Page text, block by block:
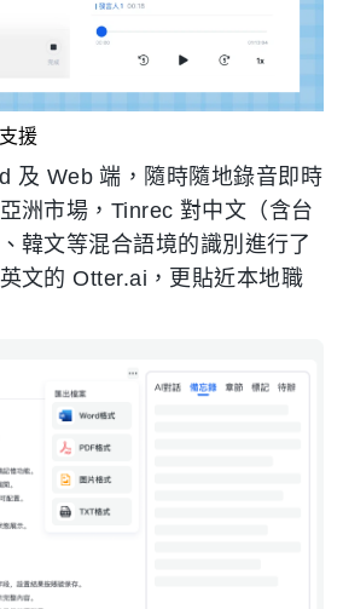
援
及 Web 端，隨時隨地錄音即時
洲市場，Tinrec 對中文（含台
韓文等混合語境的識別進行了
文的 Otter.ai，更貼近本地職